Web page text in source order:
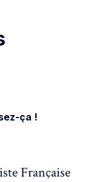
ça !
Française